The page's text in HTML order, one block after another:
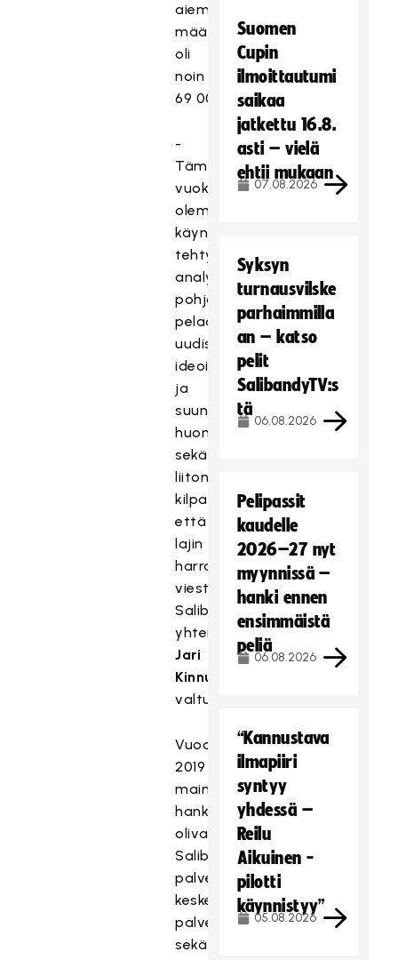
aiemmin
määrä
oli
noin
69 000.
-
Tämän
vuoksi
olemme
käynnistäneet
tehtyjen
analyysien
pohjalta
pelaamisen
uudistamisen
ideoinnin
ja
suunnittelun
huomioiden
sekä
liiton
kilpailutoiminnan
että
lajin
harrastamisen,
viestitti
Salibandyliiton
yhteiskuntasuhdejohtaja
Jari
Kinnunen
valtuustoväelle.
Vuoden
2019
mainittavia
hankkeita
olivat
Salibandyliiton
palvelukuvaukset
keskeisimmistä
palveluista
sekä
Suomen
Cupin
ilmoittautumi
saikaa
jatkettu 16.8.
asti – vielä
ehtii mukaan
07.08.2026
Syksyn
turnausvilske
parhaimmilla
an – katso
pelit
SalibandyTV:s
tä
06.08.2026
Pelipassit
kaudelle
2026–27 nyt
myynnissä –
hanki ennen
ensimmäistä
peliä
06.08.2026
“Kannustava
ilmapiiri
syntyy
yhdessä –
Reilu
Aikuinen -
pilotti
käynnistyy”
05.08.2026